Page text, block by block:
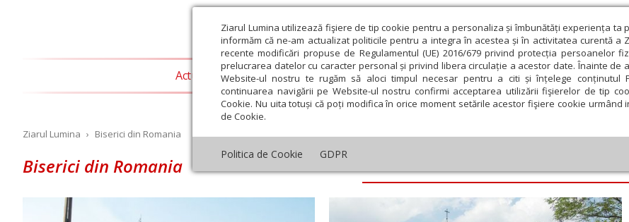
Ziarul Lumina utilizează fişiere de tip cookie pentru a personaliza și îmbunătăți experiența ta
informăm că ne-am actualizat politicile pentru a integra în acestea și în activitatea curentă a
recente modificări propuse de Regulamentul (UE) 2016/679 privind protecția persoanelor
prelucrarea datelor cu caracter personal și privind libera circulație a acestor date. Înainte de
Website-ul nostru te rugăm să aloci timpul necesar pentru a citi și înțelege conținutul
continuarea navigării pe Website-ul nostru confirmi acceptarea utilizării fişierelor de tip
Cookie. Nu uita totuși că poți modifica în orice moment setările acestor fişiere cookie urmând
de Cookie.
Politica de Cookie GDPR
Actualitate religioasă Teologie și spiritualitate Educaţie și Cultură
Ziarul Lumina › Biserici din Romania
Biserici din Romania